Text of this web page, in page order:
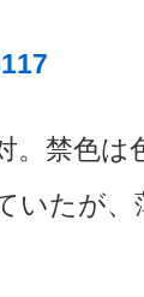
。禁色は
いたが